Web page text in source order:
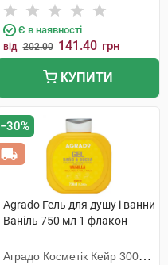
С.Л.У.
Є в наявності
від 202.00 141.40 грн
КУПИТИ
−30%
Agrado Гель для душу і ванни
Ваніль 750 мл 1 флакон
Аградо Косметік Кейр 3000